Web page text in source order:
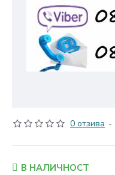
0 отзива -
В НАЛИЧНОСТ